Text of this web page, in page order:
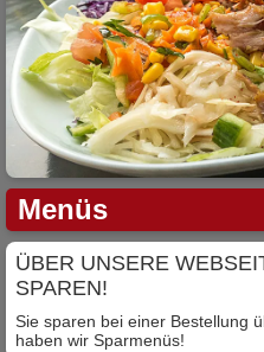
Menüs
ÜBER UNSERE
SPAREN!
Sie sparen bei einer Bestellung
haben wir Sparmenüs!